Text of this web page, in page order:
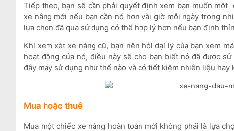
Tiếp theo, bạn sẽ cần phải quyết định xem bạn muốn
xe nâng mới nếu bạn cần nó hơn vài giờ mỗi ngày trong
lựa chọn đã qua sử dụng có thể hợp lý hơn nếu bạn định
Khi xem xét xe nâng cũ, bạn nên hỏi đại lý của bạn xem
hoạt động của nó, điều này sẽ cho bạn biết nó đã được
đây máy sử dụng như thế nào và có tiết kiệm nhiên liệu hay
Mua hoặc thuê
Mua một chiếc xe nâng hoàn toàn mới không phải là lựa